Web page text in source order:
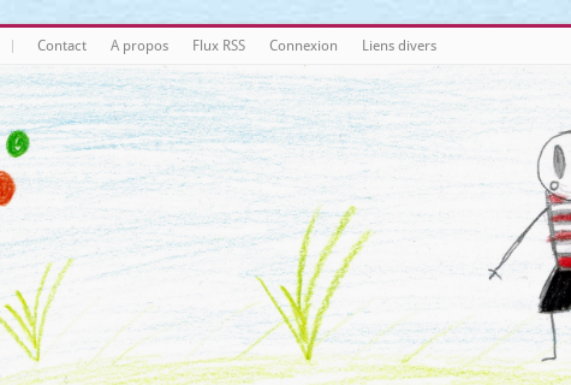
Contact A propos Flux RSS Connexion Liens divers